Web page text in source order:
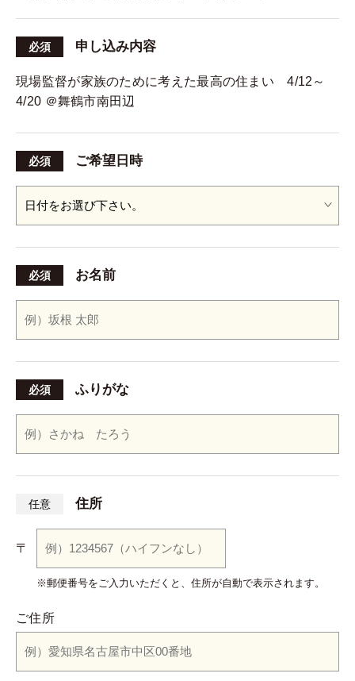
必須 申し込み内容
現場監督が家族のために考えた最高の住まい 4/12～
4/20 ＠舞鶴市南田辺
必須 ご希望日時
必須 お名前
必須 ふりがな
任意 住所
〒
※郵便番号をご入力いただくと、住所が自動で表示されます。
ご住所